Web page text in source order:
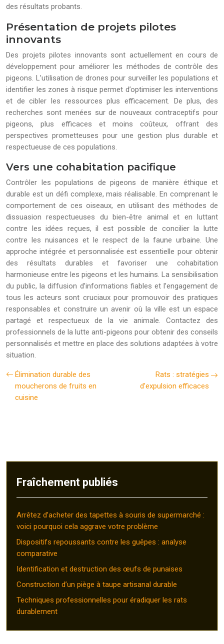
des résultats probants.
Présentation de projets pilotes
innovants
Des projets pilotes innovants sont actuellement en cours de
développement pour améliorer les méthodes de contrôle des
pigeons. L’utilisation de drones pour surveiller les populations et
identifier les zones à risque permet d’optimiser les interventions
et de cibler les ressources plus efficacement. De plus, des
recherches sont menées sur de nouveaux contraceptifs pour
pigeons, plus efficaces et moins coûteux, offrant des
perspectives prometteuses pour une gestion plus durable et
respectueuse de ces populations.
Vers une cohabitation pacifique
Contrôler les populations de pigeons de manière éthique et
durable est un défi complexe, mais réalisable. En comprenant le
comportement de ces oiseaux, en utilisant des méthodes de
dissuasion respectueuses du bien-être animal et en luttant
contre les idées reçues, il est possible de concilier la lutte
contre les nuisances et le respect de la faune urbaine. Une
approche intégrée et personnalisée est essentielle pour obtenir
des résultats durables et favoriser une cohabitation
harmonieuse entre les pigeons et les humains. La sensibilisation
du public, la diffusion d’informations fiables et l’engagement de
tous les acteurs sont cruciaux pour promouvoir des pratiques
responsables et construire un avenir où la ville est un espace
partagé et respectueux de la vie animale. Contactez des
professionnels de la lutte anti-pigeons pour obtenir des conseils
personnalisés et mettre en place des solutions adaptées à votre
situation.
Élimination durable des
moucherons de fruits en
cuisine
Rats : stratégies
d’expulsion efficaces
Fraîchement publiés
Arrêtez d’acheter des tapettes à souris de supermarché :
voici pourquoi cela aggrave votre problème
Dispositifs repoussants contre les guêpes : analyse
comparative
Identification et destruction des œufs de punaises
Construction d’un piège à taupe artisanal durable
Techniques professionnelles pour éradiquer les rats
durablement